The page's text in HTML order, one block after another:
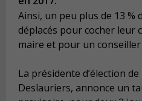
Ainsi, un peu plus de 13 %
déplacés pour cocher leur
maire et pour un
La présidente d’élection de
Deslauriers, annonce un